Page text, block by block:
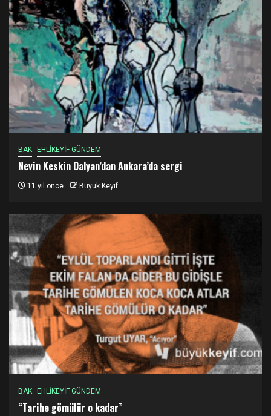
BAK EHLİKEYİF GÜNDEM
Nevin Keskin Dalyan’dan Ankara’da sergi
11 yıl önce Büyük Keyif
BAK EHLİKEYİF GÜNDEM
“Tarihe gömülür o kadar”